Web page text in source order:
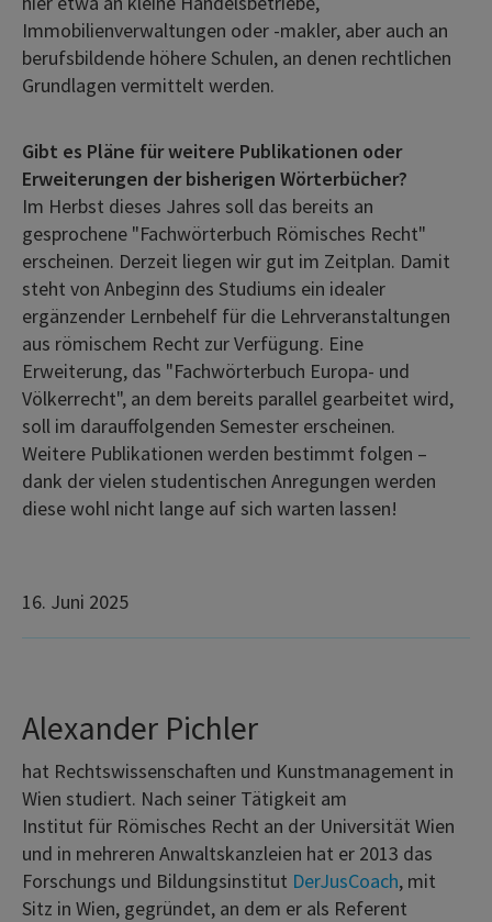
Immobilienverwaltungen oder -makler, aber auch an
berufsbildende höhere Schulen, an denen rechtlichen
Grundlagen vermittelt werden.
Gibt es Pläne für weitere Publikationen oder
Erweiterungen der bisherigen Wörterbücher?
Im Herbst dieses Jahres soll das bereits an
gesprochene "Fachwörterbuch Römisches Recht"
erscheinen. Derzeit liegen wir gut im Zeitplan. Damit
steht von Anbeginn des Studiums ein idealer
ergänzender Lernbehelf für die Lehrveranstaltungen
aus römischem Recht zur Verfügung. Eine
Erweiterung, das "Fachwörterbuch Europa- und
Völkerrecht", an dem bereits parallel gearbeitet wird,
soll im darauffolgenden Semester erscheinen.
Weitere Publikationen werden bestimmt folgen –
dank der vielen studentischen Anregungen werden
diese wohl nicht lange auf sich warten lassen!
16. Juni 2025
Alexander Pichler
hat Rechtswissenschaften und Kunstmanagement in
Wien studiert. Nach seiner Tätigkeit am
Institut für Römisches Recht an der Universität Wien
und in mehreren Anwaltskanzleien hat er 2013 das
Forschungs und Bildungsinstitut DerJusCoach, mit
Sitz in Wien, gegründet, an dem er als Referent